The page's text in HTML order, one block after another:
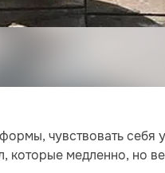
чувствовать себя
которые медленно, но